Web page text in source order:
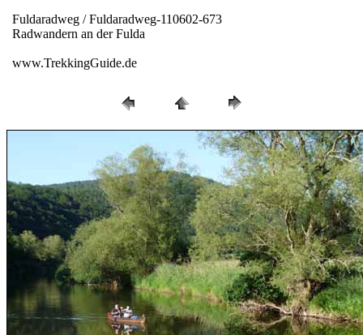
Fuldaradweg / Fuldaradweg-110602-673
Radwandern an der Fulda
www.TrekkingGuide.de